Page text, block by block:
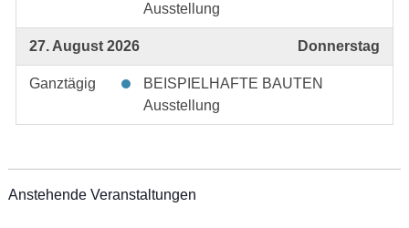
Ausstellung
27. August 2026 Donnerstag
Ganztägig
BEISPIELHAFTE BAUTEN
Ausstellung
Anstehende Veranstaltungen